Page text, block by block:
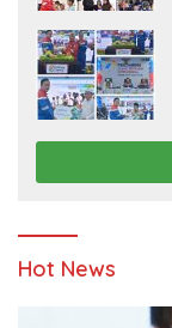
Hot News